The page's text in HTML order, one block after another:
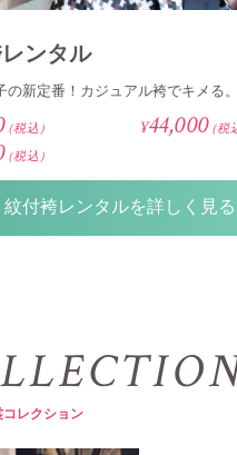
ンタル
の新定番！カジュアル袴でキメる。
（税込） ¥44,000（税
（税込）
紋付袴レンタルを詳しく見る
LLECTIO
コ レクシ ョ ン